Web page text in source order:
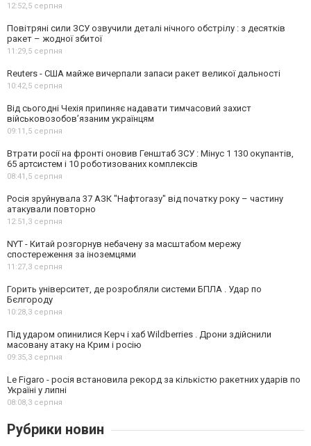
12:52,5 серпня
Повітряні сили ЗСУ озвучили деталі нічного обстрілу : з десятків
ракет – жодної збитої
11:29,5 серпня
Reuters - США майже вичерпали запаси ракет великої дальності
10:42,5 серпня
Від сьогодні Чехія припиняє надавати тимчасовий захист
військовозобов’язаним українцям
09:11,5 серпня
Втрати росії на фронті оновив Генштаб ЗСУ : Мінус 1 130 окупантів,
65 артсистем і 10 роботизованих комплексів
08:41,5 серпня
Росія зруйнувала 37 АЗК "Нафтогазу" від початку року – частину
атакували повторно
12:51,3 серпня
NYT - Китай розгорнув небачену за масштабом мережу
спостереження за іноземцями
11:27,3 серпня
Горить університет, де розробляли системи БПЛА . Удар по
Бєлгороду
10:28,3 серпня
Під ударом опинилися Керч і хаб Wildberries . Дрони здійснили
масовану атаку на Крим і росію
09:35,3 серпня
Le Figaro - росія встановила рекорд за кількістю ракетних ударів по
Україні у липні
08:08,3 серпня
Рубрики новин